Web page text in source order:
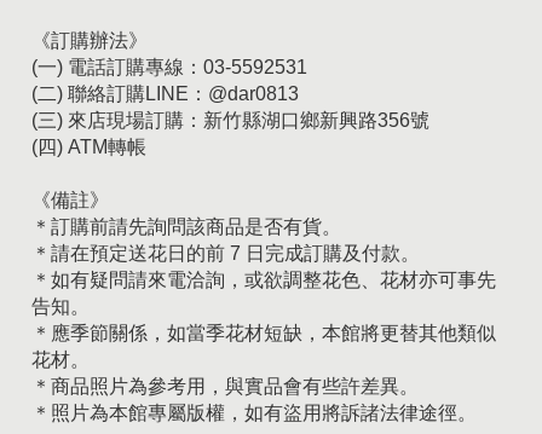
《訂購辦法》
(一) 電話訂購專線：03-5592531
(二) 聯絡訂購LINE：@dar0813
(三) 來店現場訂購：新竹縣湖口鄉新興路356號
(四) ATM轉帳
《備註》
＊訂購前請先詢問該商品是否有貨。
＊請在預定送花日的前 7 日完成訂購及付款。
＊如有疑問請來電洽詢，或欲調整花色、花材亦可事先
告知。
＊應季節關係，如當季花材短缺，本館將更替其他類似
花材。
＊商品照片為參考用，與實品會有些許差異。
＊照片為本館專屬版權，如有盜用將訴諸法律途徑。